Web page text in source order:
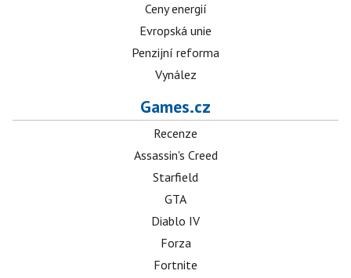
Ceny energií
Evropská unie
Penzijní reforma
Vynález
Games.cz
Recenze
Assassin's Creed
Starfield
GTA
Diablo IV
Forza
Fortnite